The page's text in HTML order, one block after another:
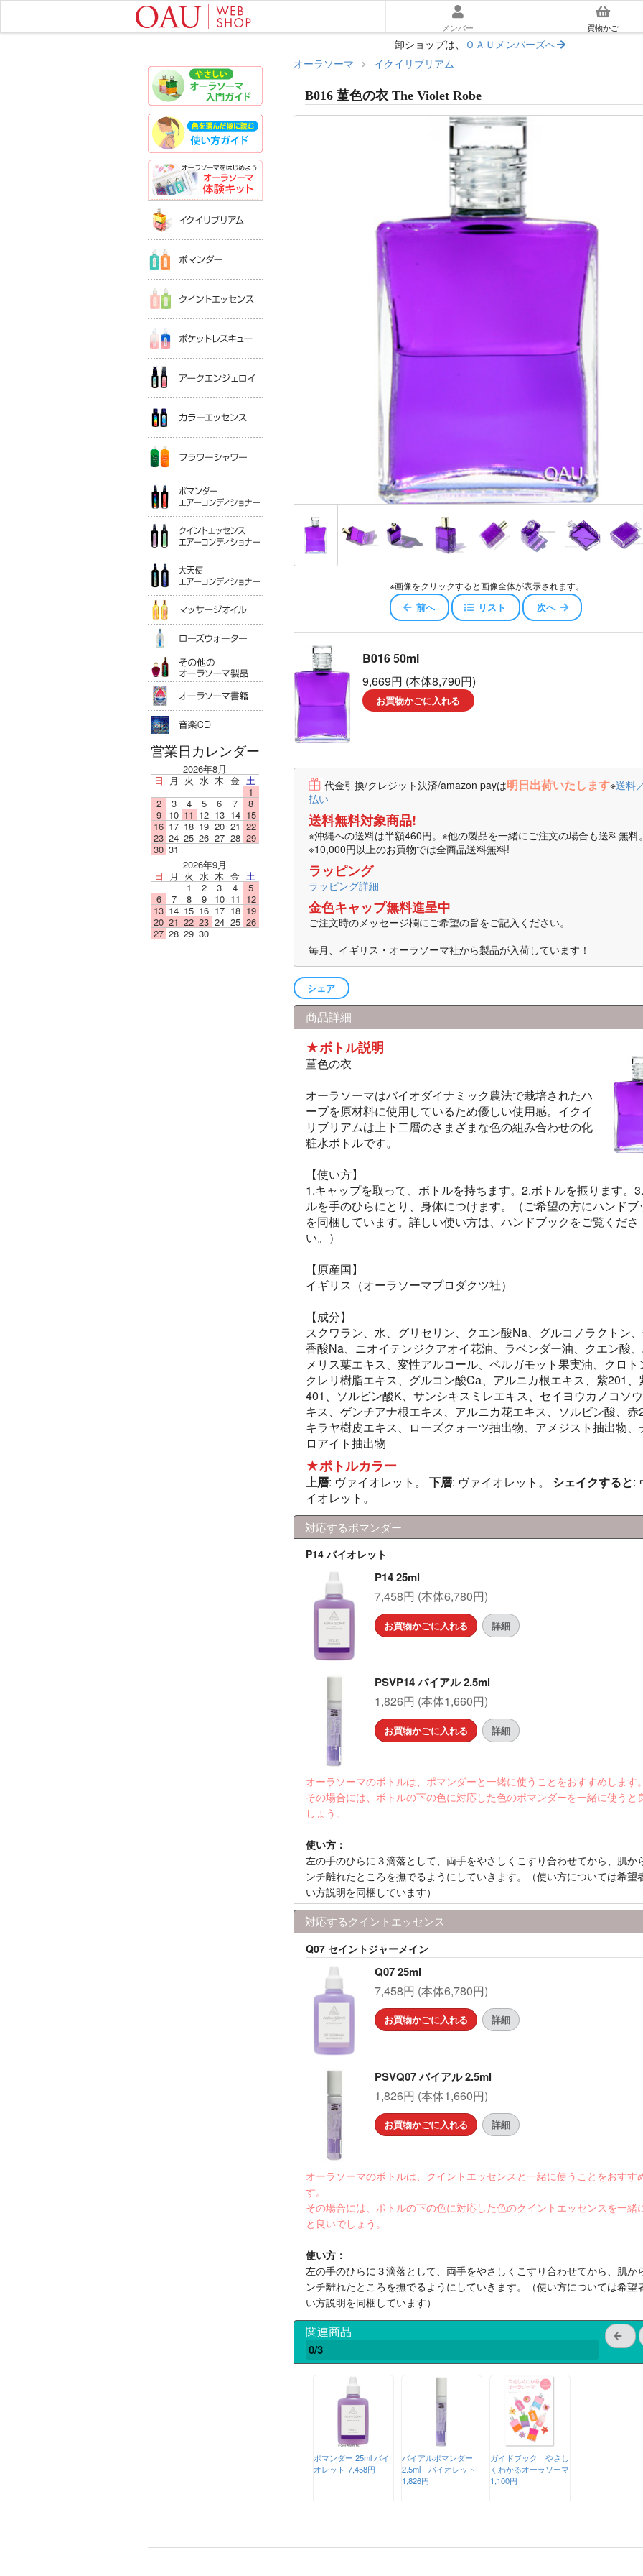
メンバー 買物かご
卸ショップは、 ＯＡＵメンバーズへ
やさしいオーラソーマ入門ガイド
色を選んだあとに読む｜使い方ガイド
オーラソーマ体験キット
ポマンダーエアコンディショナー
クイントエッセンスエアコンディショナー
大天使エアコンディショナー
ローズウォータ
その他のオーラソーマ製品
オーラソーマ書籍
音楽ＣＤ
営業日カレンダー
2026年8月
日
月 火 水 木 金 土
1
2
3 4 5 6 7
8
9
10 11 12 13 14 15
16 17 18 19 20 21 22
23 24 25 26 27 28 29
30 31
2026年9月
日
月 火 水 木 金 土
1
2 3 4
5
6
7 8 9 10 11 12
13 14 15 16 17 18 19
20 21 22 23 24 25 26
27 28 29 30
オーラソーマ イクイリブリアム
B016 菫色の衣 The Violet Robe
※画像をクリックすると画像全体が表示されます。
前へ リスト 次へ
B016 50ml
9,669円 (本体8,790円)
お買物かごに入れる
代金引換/クレジット決済/amazon payは明日出荷いたします※送料
払い
送料無料対象商品!
※沖縄への送料は半額460円。※他の製品を一緒にご注文の場合も送科無料。
※10,000円以上のお買物では全商品送料無料!
ラッピング
ラッピング詳細
金色キャップ無料進呈中
ご注文時のメッセージ欄にご希望の旨をご記入ください。
毎月、イギリス・オーラソーマ社から製品が入荷しています！
シェア
商品詳細
★ボトル説明
菫色の衣
オーラソーマはバイオダイナミック農法で栽培されたハ
ーブを原材料に使用しているため優しい使用感。イクイ
リブリアムは上下二層のさまざまな色の組み合わせの化
粧水ボトルです。
【使い方】
1.キャップを取って、ボトルを持ちます。2.ボトルを振ります。
ルを手のひらにとり、身体につけます。（ご希望の方にハンドブ
を同梱しています。詳しい使い方は、ハンドブックをご覧くださ
い。）
【原産国】
イギリス（オーラソーマプロダクツ社）
【成分】
スクワラン、水、グリセリン、クエン酸Na、グルコノラクトン
香酸Na、ニオイテンジクアオイ花油、ラベンダー油、クエン酸
メリス葉エキス、変性アルコール、ベルガモット果実油、クロト
クレリ樹脂エキス、グルコン酸Ca、アルニカ根エキス、紫201、
401、ソルビン酸K、サンシキスミレエキス、セイヨウカノコソ
キス、ゲンチアナ根エキス、アルニカ花エキス、ソルビン酸、赤
キラヤ樹皮エキス、ローズクォーツ抽出物、アメジスト抽出物、
ロアイト抽出物
★ボトルカラー
上層: ヴァイオレット。 下層: ヴァイオレット。 シェイクすると:
イオレット。
対応するポマンダー
P14 バイオレット
P14 25ml
7,458円 (本体6,780円)
お買物かごに入れる 詳細
PSVP14 バイアル 2.5ml
1,826円 (本体1,660円)
お買物かごに入れる 詳細
オーラソーマのボトルは、ポマンダーと一緒に使うことをおすすめします。
その場合には、ボトルの下の色に対応した色のポマンダーを一緒に使うと
しょう。
使い方：
左の手のひらに３滴落として、両手をやさしくこすり合わせてから、肌か
ンチ離れたところを撫でるようにしていきます。（使い方については希望
い方説明を同梱しています）
対応するクイントエッセンス
Q07 セイントジャーメイン
Q07 25ml
7,458円 (本体6,780円)
お買物かごに入れる 詳細
PSVQ07 バイアル 2.5ml
1,826円 (本体1,660円)
お買物かごに入れる 詳細
オーラソーマのボトルは、クイントエッセンスと一緒に使うことをおすす
す。
その場合には、ボトルの下の色に対応した色のクイントエッセンスを一緒
と良いでしょう。
使い方：
左の手のひらに３滴落として、両手をやさしくこすり合わせてから、肌か
ンチ離れたところを撫でるようにしていきます。（使い方については希望
い方説明を同梱しています）
関連商品
0/3
ポマンダー 25ml バイ
オレット 7,458円
バイアルポマンダー
2.5ml バイオレット
1,826円
ガイドブック やさし
くわかるオーラソーマ
1,100円